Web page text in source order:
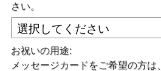
さい。
お祝いの用途:
メッセージカードをご希望の方